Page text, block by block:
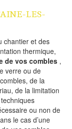
LES-
chantier et des
thermique,
de vos combles ,
verre ou de
de la
de la limitation
ou non de
le cas d’une